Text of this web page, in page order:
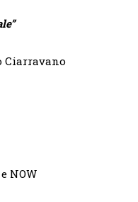
Ciarravano
NOW